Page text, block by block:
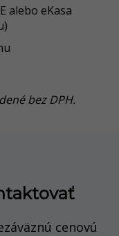
alebo eKasa
bez DPH.
cenovú